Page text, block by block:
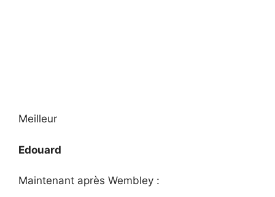
Meilleur
Edouard
Maintenant après Wembley :